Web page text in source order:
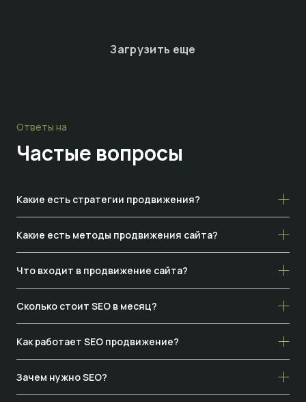
Загрузить еще
Ответы на
Частые вопросы
Какие есть стратегии продвижения?
Какие есть методы продвижения сайта?
Что входит в продвижение сайта?
Сколько стоит SEO в месяц?
Как работает SEO продвижение?
Зачем нужно SEO?